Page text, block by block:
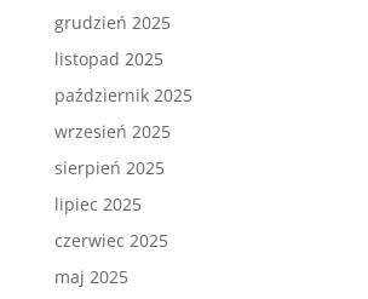
grudzień 2025
listopad 2025
październik 2025
wrzesień 2025
sierpień 2025
lipiec 2025
czerwiec 2025
maj 2025